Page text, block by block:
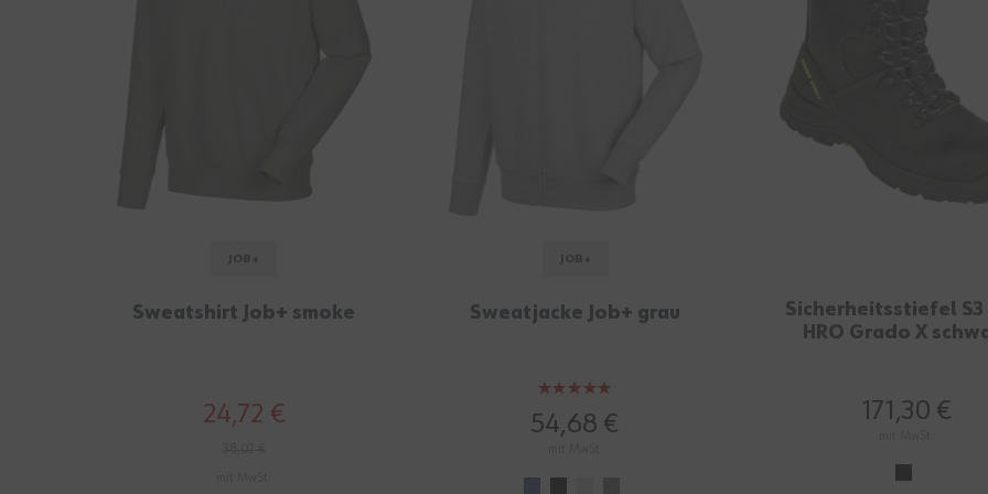
Sweatshirt Job+ smoke
24,72 €
Sweatjacke Job+ grau
Bewertung:
100%
54,68 €
Sicherheitsstiefel S3
HRO Grado X
171,30 €